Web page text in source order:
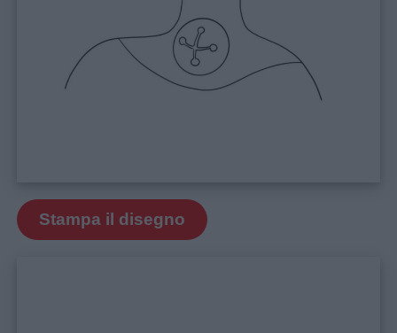
Stampa il disegno